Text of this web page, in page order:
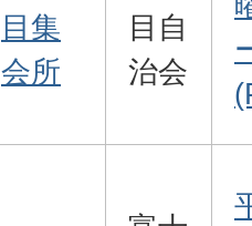
目集
会所
目自
治会